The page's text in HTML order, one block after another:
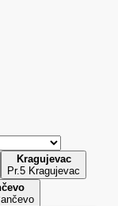
Kragujevac
Pr.5 Kragujevac